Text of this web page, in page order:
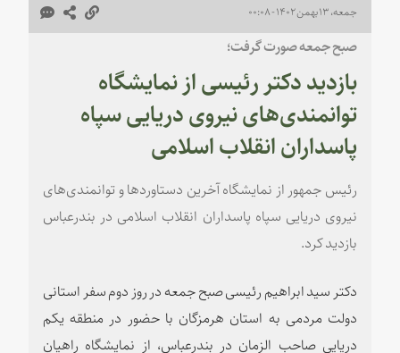
جمعه، ۱۳ بهمن ۱۴۰۲ - ۰۰:۰۸
صبح جمعه صورت گرفت؛
بازدید دکتر رئیسی از نمایشگاه
توانمندی‌های نیروی دریایی سپاه
پاسداران انقلاب اسلامی
رئیس جمهور از نمایشگاه آخرین دستاوردها و توانمندی‌های
نیروی دریایی سپاه پاسداران انقلاب اسلامی در بندرعباس
بازدید کرد.
دکتر سید ابراهیم رئیسی صبح جمعه در روز دوم سفر استانی
دولت مردمی به استان هرمزگان با حضور در منطقه یکم
دریایی صاحب الزمان در بندرعباس، از نمایشگاه راهیان